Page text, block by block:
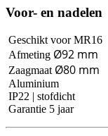
Voor- en nadelen
Geschikt voor MR16
Afmeting Ø92 mm
Zaagmaat Ø80 mm
Aluminium
IP22 | stofdicht
Garantie 5 jaar